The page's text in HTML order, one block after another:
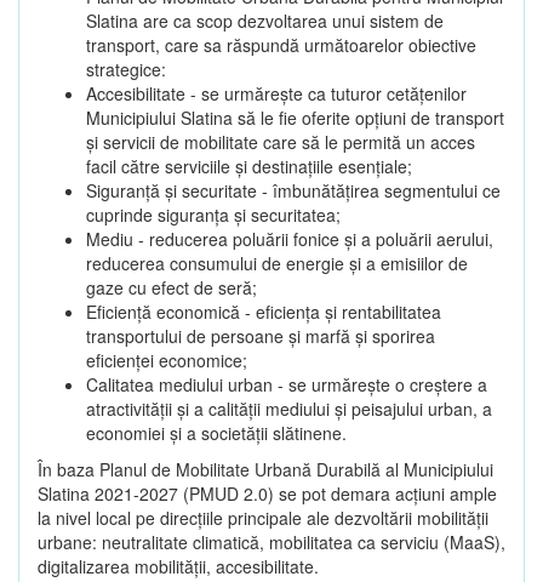
Slatina are ca scop dezvoltarea unui sistem de
transport, care sa răspundă următoarelor obiective
strategice:
Accesibilitate - se urmărește ca tuturor cetățenilor
Municipiului Slatina să le fie oferite opțiuni de transport
și servicii de mobilitate care să le permită un acces
facil către serviciile și destinațiile esențiale;
Siguranță și securitate - îmbunătățirea segmentului ce
cuprinde siguranța și securitatea;
Mediu - reducerea poluării fonice și a poluării aerului,
reducerea consumului de energie și a emisiilor de
gaze cu efect de seră;
Eficiență economică - eficiența și rentabilitatea
transportului de persoane și marfă și sporirea
eficienței economice;
Calitatea mediului urban - se urmărește o creștere a
atractivității și a calității mediului și peisajului urban, a
economiei și a societății slătinene.
În baza Planul de Mobilitate Urbană Durabilă al Municipiului
Slatina 2021-2027 (PMUD 2.0) se pot demara acțiuni ample
la nivel local pe direcțiile principale ale dezvoltării mobilității
urbane: neutralitate climatică, mobilitatea ca serviciu (MaaS),
digitalizarea mobilității, accesibilitate.